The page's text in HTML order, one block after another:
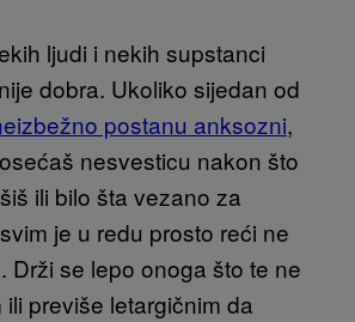
ljudi i nekih supstanci
dobra. Ukoliko sijedan od
postanu anksozni,
nesvesticu nakon što
ili bilo šta vezano za
je u redu prosto reći ne
Drži se lepo onoga što te ne
previše letargičnim da